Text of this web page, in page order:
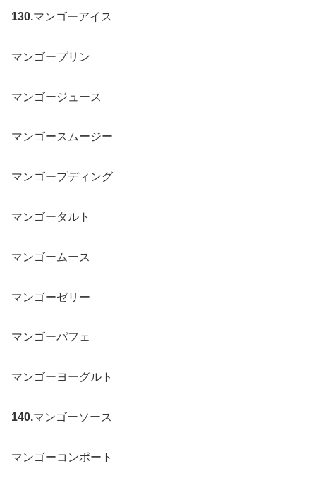
130.マンゴーアイス
マンゴープリン
マンゴージュース
マンゴースムージー
マンゴープディング
マンゴータルト
マンゴームース
マンゴーゼリー
マンゴーパフェ
マンゴーヨーグルト
140.マンゴーソース
マンゴーコンポート